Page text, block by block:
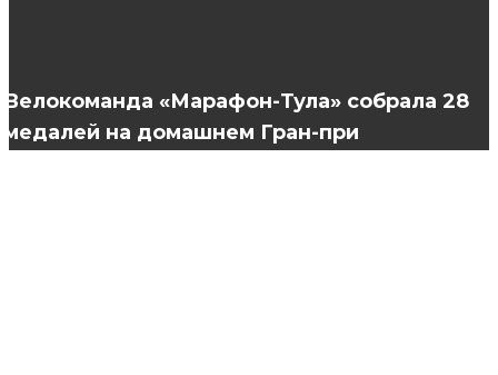
Велокоманда «Марафон-Тула» собрала 28
медалей на домашнем Гран-при